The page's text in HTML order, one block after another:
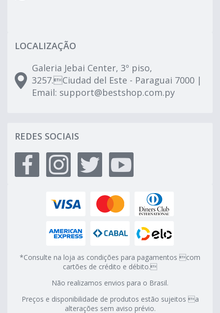
LOCALIZAÇÃO
Galeria Jebai Center, 3º piso,
3257.Ciudad del Este - Paraguai 7000 |
Email: support@bestshop.com.py
REDES SOCIAIS
*Consulte na loja as condições para pagamentos com
cartões de crédito e débito.
Não realizamos envios para o Brasil.
Preços e disponibilidade de produtos estão sujeitos a
alterações sem aviso prévio.